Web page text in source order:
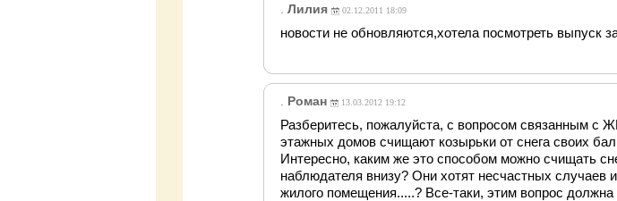
Лилия 02.12.2011 18:09
новости не обновляются,хотела посмотреть выпуск
Роман 13.03.2012 19:12
Разберитесь, пожалуйста, с вопросом связанным
этажных домов счищают козырьки от снега своих
Интересно, каким же это способом можно счищать
наблюдателя внизу? Они хотят несчастных
жилого помещения.....? Все-таки, этим вопрос